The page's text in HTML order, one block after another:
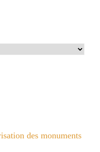
des monuments